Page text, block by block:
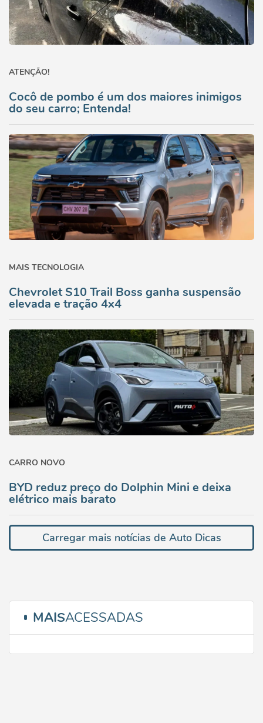
ATENÇÃO!
Cocô de pombo é um dos maiores inimigos
do seu carro; Entenda!
MAIS TECNOLOGIA
Chevrolet S10 Trail Boss ganha suspensão
elevada e tração 4x4
CARRO NOVO
BYD reduz preço do Dolphin Mini e deixa
elétrico mais barato
Carregar mais notícias de Auto Dicas
MAISACESSADAS